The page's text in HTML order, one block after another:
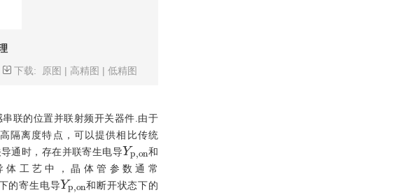
下载:
原图 | 高精图 |低精图
联的位置并联射频开关器件.由于
隔离度特点，可以提供相比传统
通时，存在并联寄生电导
Yp,on
和
体工艺中，晶体管参数通常
的寄生电导
Yp, on
和断开状态下的